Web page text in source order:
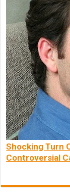
Shocking Turn
Controversial